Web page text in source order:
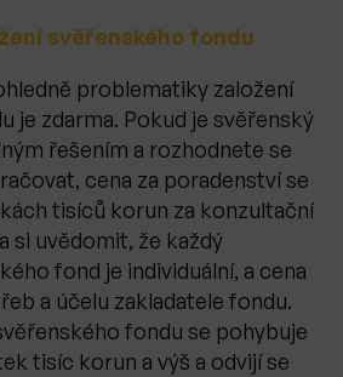
svěřenského fondu
problematiky založení
je zdarma. Pokud je svěřenský
řešením a rozhodnete se
cena za poradenství se
tisíců korun za konzultační
si uvědomit, že každý
fond je individuální, a cena
a účelu zakladatele fondu.
fondu se pohybuje
tisíc korun a výš a odvijí se